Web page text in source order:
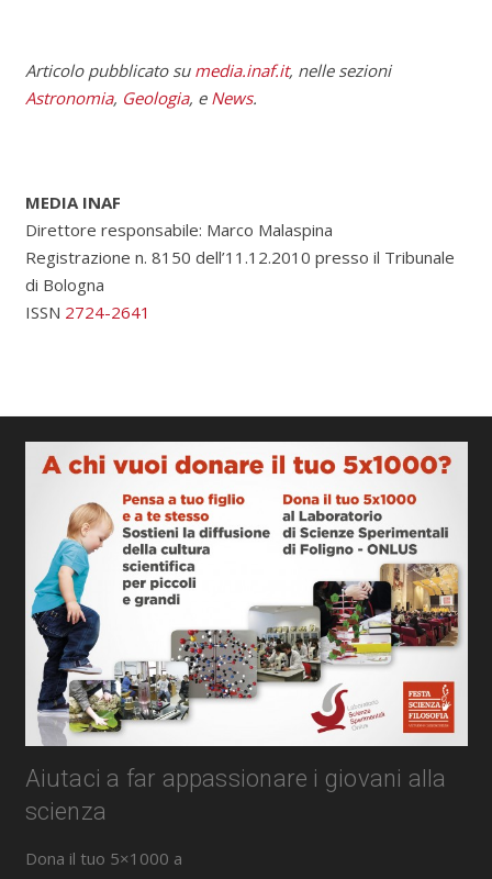
Articolo pubblicato su media.inaf.it, nelle sezioni
Astronomia, Geologia, e News.
MEDIA INAF
Direttore responsabile: Marco Malaspina
Registrazione n. 8150 dell’11.12.2010 presso il Tribunale
di Bologna
ISSN 2724-2641
Aiutaci a far appassionare i giovani alla
scienza
Dona il tuo 5×1000 a